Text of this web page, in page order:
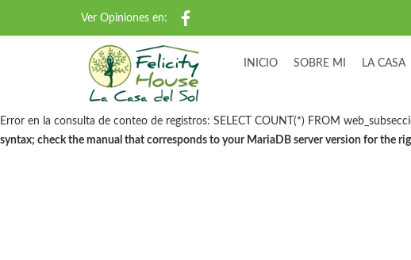
Ver Opiniones en:
INICIO SOBRE MI LA CASA
Error en la consulta de conteo de registros: SELECT COUNT(*) FROM
syntax; check the manual that corresponds to your MariaDB server version for the